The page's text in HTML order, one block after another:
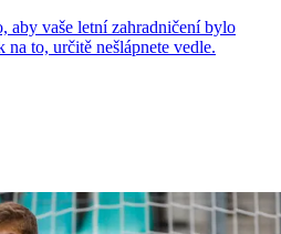
aby vaše letní zahradničení bylo
to, určitě nešlápnete vedle.